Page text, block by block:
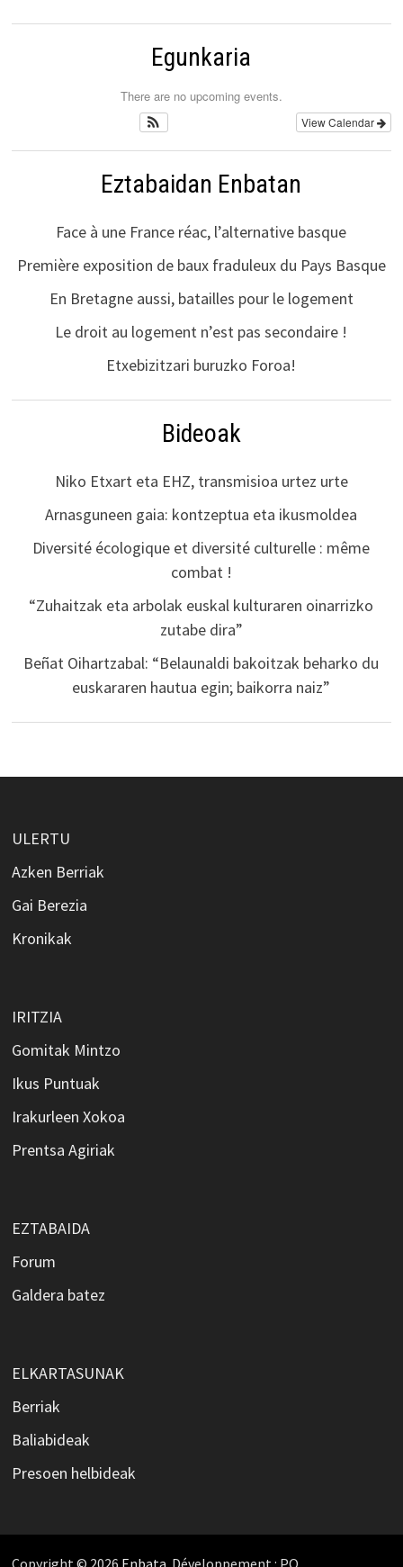
Egunkaria
There are no upcoming events.
View Calendar
Eztabaidan Enbatan
Face à une France réac, l’alternative basque
Première exposition de baux fraduleux du Pays Basque
En Bretagne aussi, batailles pour le logement
Le droit au logement n’est pas secondaire !
Etxebizitzari buruzko Foroa!
Bideoak
Niko Etxart eta EHZ, transmisioa urtez urte
Arnasguneen gaia: kontzeptua eta ikusmoldea
Diversité écologique et diversité culturelle : même
combat !
“Zuhaitzak eta arbolak euskal kulturaren oinarrizko
zutabe dira”
Beñat Oihartzabal: “Belaunaldi bakoitzak beharko du
euskararen hautua egin; baikorra naiz”
ULERTU
Azken Berriak
Gai Berezia
Kronikak
IRITZIA
Gomitak Mintzo
Ikus Puntuak
Irakurleen Xokoa
Prentsa Agiriak
EZTABAIDA
Forum
Galdera batez
ELKARTASUNAK
Berriak
Baliabideak
Presoen helbideak